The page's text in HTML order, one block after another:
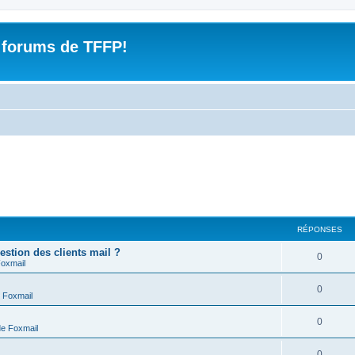
de TFFP!
RÉPONSES
des clients mail ? 0R
é
o
n
Foxmail
0R
é
o
Foxmail
0R
é